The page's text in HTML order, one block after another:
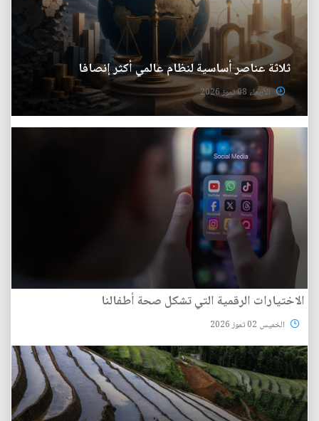
ثلاثة عناصر أساسية لنظام عالمي أكثر إنصافا
الأربعاء 08 تموز 2026
الاختيارات الرقمية التي تشكل صحة أطفالنا
الخميس 02 تموز 2026